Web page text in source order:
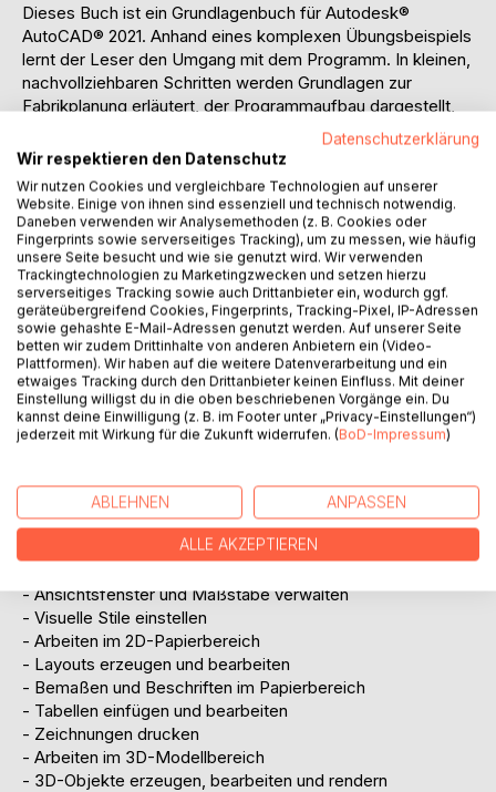
Dieses Buch ist ein Grundlagenbuch für Autodesk®
AutoCAD® 2021. Anhand eines komplexen Übungsbeispiels
lernt der Leser den Umgang mit dem Programm. In kleinen,
nachvollziehbaren Schritten werden Grundlagen zur
Fabrikplanung erläutert, der Programmaufbau dargestellt,
Zeichnungen erzeugt und verwaltet, das Planungsbeispiel
im 2D-Bereich realisiert, die Modelldaten in den
Papierbereich übertragen und das Projekt abschließend im
3D-Bereich simuliert.
Der Leser erfährt nützliche Hinweise zum Umgang mit dem
Programm und kann die Theorie, parallel zum Buch, in
kleinen praktischen Übungen umsetzen.
Die folgenden Bereiche werden in diesem Buch behandelt:
- Grundlegendes zur digitalen Fabrikplanung
- Benutzeroberfläche und Menüführung
- Zeichnungen erzeugen, verwalten und bereinigen
- Blöcke und Referenzen importieren und verwalten
- Geometrische Abhängigkeiten
- Parametrische Bemaßungen und Parameter-Manager
- Ansichtsfenster und Maßstäbe verwalten
- Visuelle Stile einstellen
- Arbeiten im 2D-Papierbereich
- Layouts erzeugen und bearbeiten
- Bemaßen und Beschriften im Papierbereich
- Tabellen einfügen und bearbeiten
- Zeichnungen drucken
- Arbeiten im 3D-Modellbereich
- 3D-Objekte erzeugen, bearbeiten und rendern
Datenschutzerklärung
Wir respektieren den Datenschutz
Wir nutzen Cookies und vergleichbare Technologien auf unserer
Website. Einige von ihnen sind essenziell und technisch notwendig.
Daneben verwenden wir Analysemethoden (z. B. Cookies oder
Fingerprints sowie serverseitiges Tracking), um zu messen, wie häufig
unsere Seite besucht und wie sie genutzt wird. Wir verwenden
Trackingtechnologien zu Marketingzwecken und setzen hierzu
serverseitiges Tracking sowie auch Drittanbieter ein, wodurch ggf.
geräteübergreifend Cookies, Fingerprints, Tracking-Pixel, IP-Adressen
sowie gehashte E-Mail-Adressen genutzt werden. Auf unserer Seite
betten wir zudem Drittinhalte von anderen Anbietern ein (Video-
Plattformen). Wir haben auf die weitere Datenverarbeitung und ein
etwaiges Tracking durch den Drittanbieter keinen Einfluss. Mit deiner
Einstellung willigst du in die oben beschriebenen Vorgänge ein. Du
kannst deine Einwilligung (z. B. im Footer unter „Privacy-Einstellungen“)
jederzeit mit Wirkung für die Zukunft widerrufen. (BoD-Impressum)
ABLEHNEN ANPASSEN
ALLE AKZEPTIEREN